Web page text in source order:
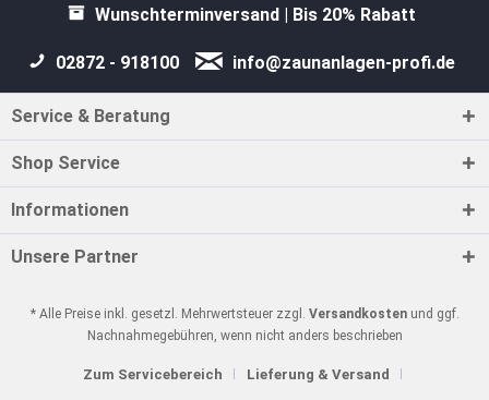
Wunschterminversand | Bis 20% Rabatt
02872 - 918100 info@zaunanlagen-profi.de
Service & Beratung
Shop Service
Informationen
Unsere Partner
* Alle Preise inkl. gesetzl. Mehrwertsteuer zzgl. Versandkostenund ggf.
Nachnahmegebühren, wenn nicht anders beschrieben
Zum Servicebereich Lieferung & Versand